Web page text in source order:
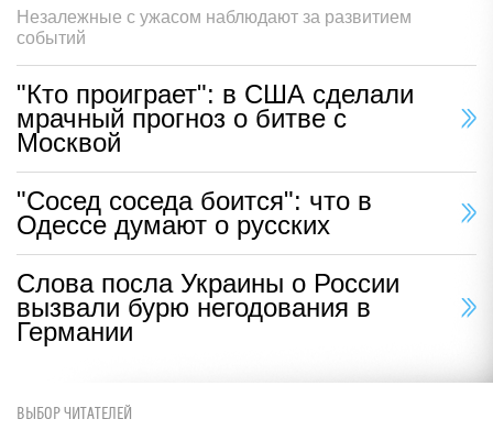
Незалежные с ужасом наблюдают за развитием
событий
"Кто проиграет": в США сделали
мрачный прогноз о битве с
Москвой
"Сосед соседа боится": что в
Одессе думают о русских
Слова посла Украины о России
вызвали бурю негодования в
Германии
ВЫБОР ЧИТАТЕЛЕЙ